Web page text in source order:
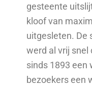
gesteente
kloof van
uitgesleten. De
werd al vrij snel
sinds 1893 een
bezoekers een